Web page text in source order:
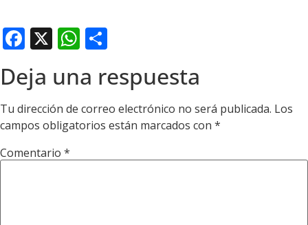
Facebook
X WhatsApp
Deja una respuesta
Tu dirección de correo electrónico no será publicada. Los
campos obligatorios están marcados con *
Comentario *